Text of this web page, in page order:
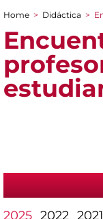
You are here
Home > Didáctica >
2025 2022 2021